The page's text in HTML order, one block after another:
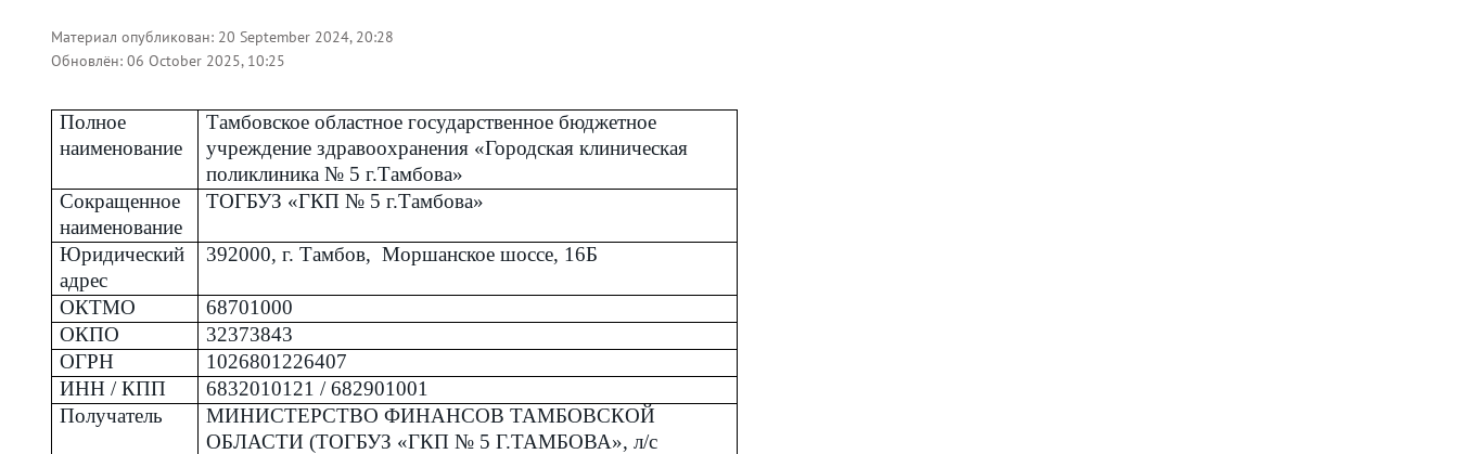
Материал опубликован: 20 September 2024, 20:28
Обновлён: 06 October 2025, 10:25
Полное
наименование
Тамбовское областное государственное бюджетное
учреждение здравоохранения «Городская клиническая
поликлиника № 5 г.Тамбова»
Сокращенное
наименование
ТОГБУЗ «ГКП № 5 г.Тамбова»
Юридический
адрес
392000, г. Тамбов, Моршанское шоссе, 16Б
ОКТМО
68701000
ОКПО
32373843
ОГРН
1026801226407
ИНН / КПП
6832010121 / 682901001
Получатель
МИНИСТЕРСТВО ФИНАНСОВ ТАМБОВСКОЙ
ОБЛАСТИ (ТОГБУЗ «ГКП № 5 Г.ТАМБОВА», л/с